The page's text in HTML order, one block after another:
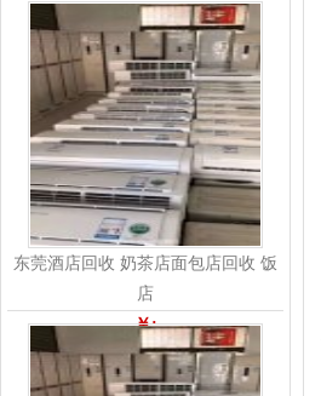
东莞酒店回收 奶茶店面包店回收 饭
店
￥: